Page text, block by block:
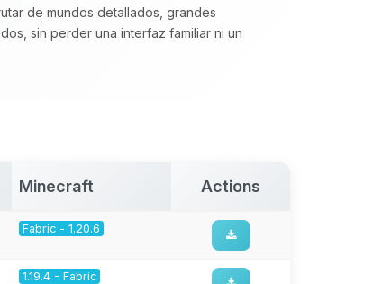
de mundos detallados, grandes
sin perder una interfaz familiar ni un
Minecraft Actions
Fabric - 1.20.6
1.19.4 - Fabric